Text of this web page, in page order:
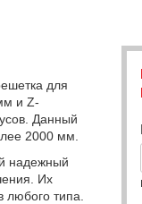
для
и Z-
Данный
2000 мм.
надежный
Их
типа.